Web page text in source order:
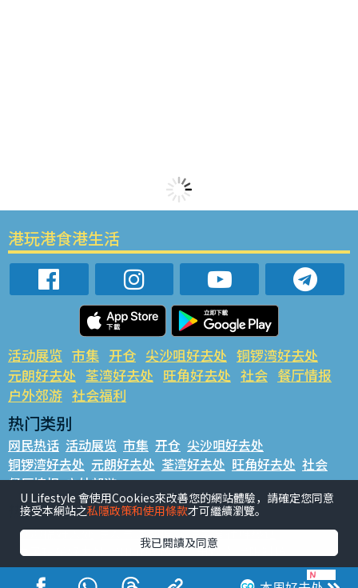
港玩港食港生活
活动展览 市集 开仓 尖沙咀好去处 铜锣湾好去处
元朗好去处 荃湾好去处 旺角好去处 社会 餐厅情报
户外郊游 社会福利
热门类别
网民热话 活动展览 市集 开仓 尖沙咀好去处
铜锣湾好去处 元朗好去处 荃湾好去处 旺角好去处 社会
餐厅情报 户外郊游
热门标签
#UGO揾好去处 #人气活动推介 #美食社群热话
#亲子玩乐好去处 #ULifestyle应用程式 #限时抢
#UJetso礼物放送 #ULifestyle商户中心 #著数 #网络热话
U Lifestyle 會使用Cookies來改善您的網站體驗，請確定您同意
接受本網站之私隱政策和使用條款才可繼續瀏覽。
我已閱讀及同意